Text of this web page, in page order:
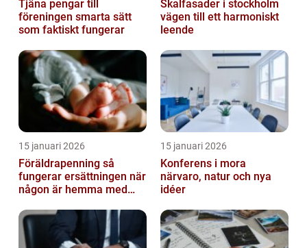
Tjäna pengar till
föreningen smarta sätt
som faktiskt fungerar
Skalfasader i stockholm
vägen till ett harmoniskt
leende
15 januari 2026
Föräldrapenning så
fungerar ersättningen när
någon är hemma med
15 januari 2026
Konferens i mora
närvaro, natur och nya
idéer